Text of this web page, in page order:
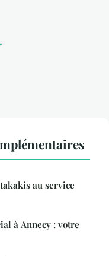
au service
à Annecy : votre